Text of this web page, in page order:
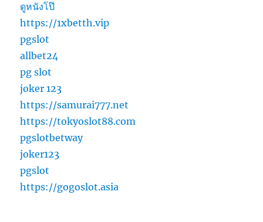
ดูหนังโป๊
https://1xbetth.vip
pgslot
allbet24
pg slot
joker 123
https://samurai777.net
https://tokyoslot88.com
pgslotbetway
joker123
pgslot
https://gogoslot.asia